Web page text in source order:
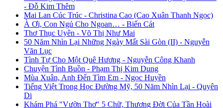
- Đỗ Kim Thêm
Mai Lan Cúc Trúc - Christina Cao (Cao Xuân Thanh Ngọc)
À Ơi, Con Ngủ Cho Ngoan… - Biển Cát
Thơ Thục Uyên - Võ Thị Như Mai
50 Năm Nhìn Lại Những Ngày Mất Sài Gòn (II) - Nguyễn
Văn Lục
Tình Tự Cho Một Quê Hương - Nguyễn Công Khanh
Chuyện Tình Buồn - Phạm Thị Kim Dung
Mùa Xuân, Anh Đến Tìm Em - Ngọc Huyền
Tiếng Việt Trong Học Đường Mỹ, 50 Năm Nhìn Lại - Quyên
Di
Khám Phá "Vườn Thơ" 5 Chữ, Thương Đời Của Tần Hoài